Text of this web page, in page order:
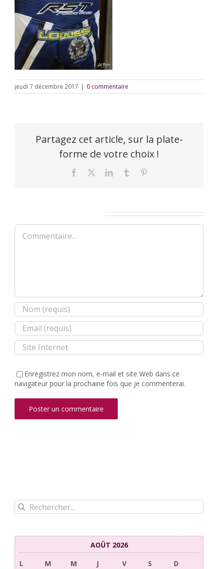
jeudi 7 décembre 2017 | 0 commentaire
Partagez cet article, sur la plate-
forme de votre choix !
Facebook LinkedInTumblr
Commentaire
Enregistrez mon nom, e-mail et site Web dans ce
navigateur pour la prochaine fois que je commenterai.
Rechercher:
AOÛT 2026
L
M M J V S
D